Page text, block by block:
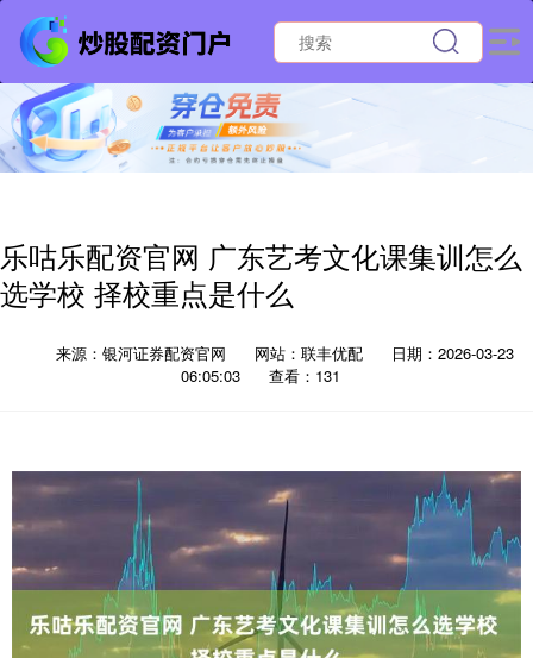
乐咕乐配资官网 广东艺考文化课集训怎么
选学校 择校重点是什么
来源：银河证券配资官网 网站：联丰优配
日期：2026-03-23
06:05:03
查看：131